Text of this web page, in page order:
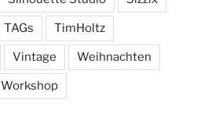
TAGs TimHoltz
Vintage Weihnachten
Workshop